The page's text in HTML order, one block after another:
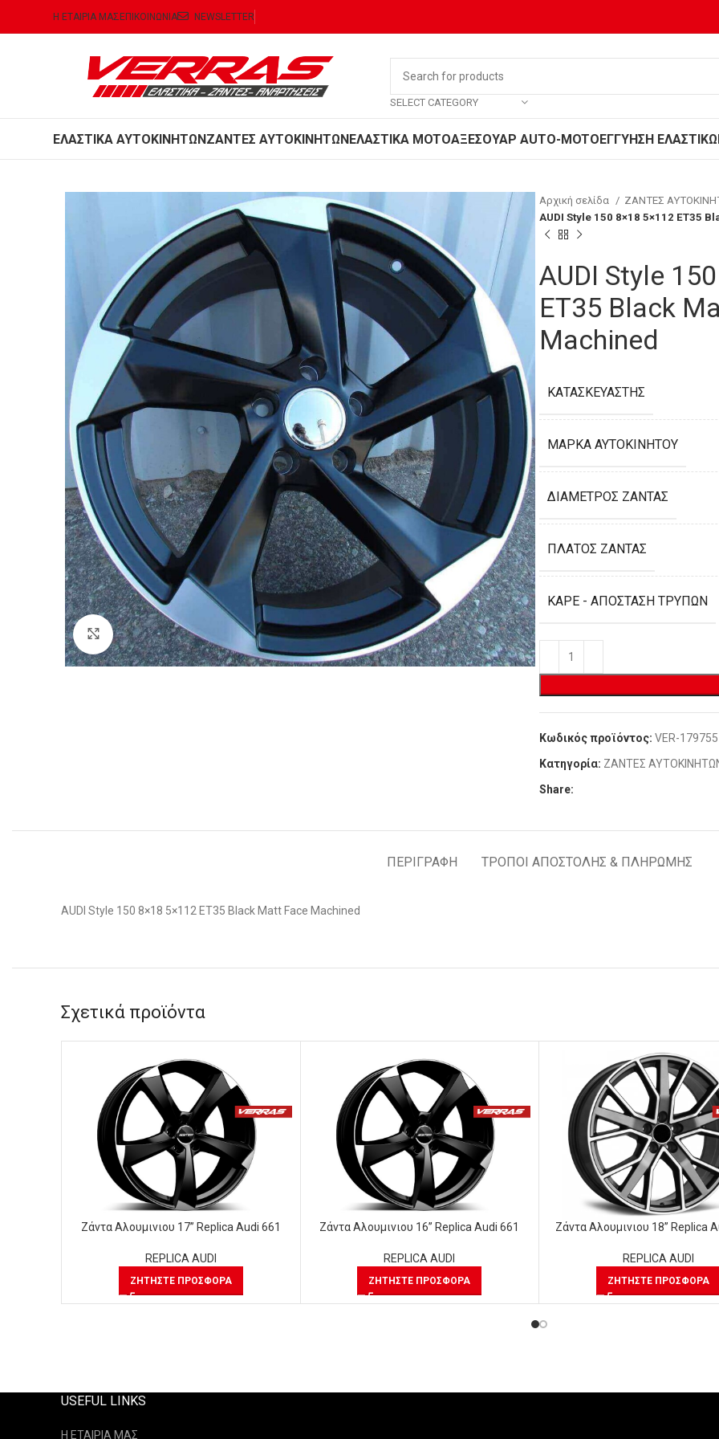
Η ΕΤΑΙΡΙΑ ΜΑΣ ΕΠΙΚΟΙΝΩΝΙΑ NEWSLETTER
SELECT CATEGORY
ΕΛΑΣΤΙΚΑ ΑΥΤΟΚΙΝΗΤΩΝΖΑΝΤΕΣ ΑΥΤΟΚΙΝΗΤΩΝΕΛΑΣΤΙΚΑ MOTOΑΞΕΣΟΥΑΡ AUTO-MOTOΕΓΓΥΗΣΗ
Click to enlarge
Αρχική σελίδα
ΖΑΝΤΕΣ
AUDI Style 150 8×18 5×112 ET35
AUDI Style
ET35 Black
Machined
ΚΑΤΑΣΚΕΥΑΣΤΉΣ
ΜΆΡΚΑ ΑΥΤΟΚΙΝΉΤΟΥ
ΔΙΆΜΕΤΡΟΣ ΖΆΝΤΑΣ
ΠΛΆΤΟΣ ΖΆΝΤΑΣ
ΚΑΡΈ - ΑΠΌΣΤΑΣΗ ΤΡΥΠΏΝ
Κωδικός προϊόντος: VER-179755
Κατηγορία: ΖΑΝΤΕΣ
Share:
ΠΕΡΙΓΡΑΦΉ ΤΡΟΠΟΙ ΑΠΟΣΤΟΛΗΣ & ΠΛΗΡΩΜΗΣ
AUDI Style 150 8×18 5×112 ET35 Black Matt Face Machined
Σχετικά προϊόντα
Ζάντα Αλουμινιου 17” Replica Audi 661
REPLICA AUDI
ΖΗΤΉΣΤΕ ΠΡΟΣΦΟΡΆ
Ζάντα Αλουμινιου 16” Replica Audi 661
REPLICA AUDI
ΖΗΤΉΣΤΕ ΠΡΟΣΦΟΡΆ
Ζάντα Αλουμινιου 18” Replica
REPLICA AUDI
ΖΗΤΉΣΤΕ ΠΡΟΣΦΟΡΆ
USEFUL LINKS
Η ΕΤΑΙΡΙΑ ΜΑΣ